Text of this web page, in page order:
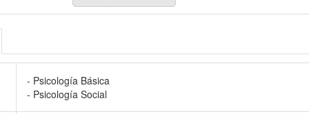
- Psicología Básica
- Psicología Social